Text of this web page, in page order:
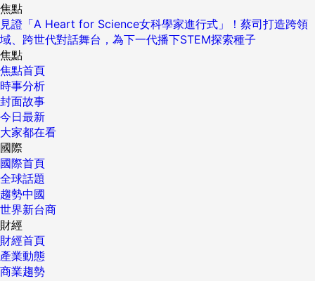
焦點
見證「A Heart for Science女科學家進行式」！蔡司打造跨領
域、跨世代對話舞台，為下一代播下STEM探索種子
焦點
焦點首頁
時事分析
封面故事
今日最新
大家都在看
國際
國際首頁
全球話題
趨勢中國
世界新台商
財經
財經首頁
產業動態
商業趨勢